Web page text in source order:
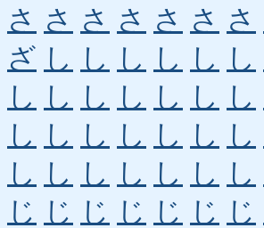
さ さ さ さ さ さ さ
ざ し し し し し し
し し し し し し し
し し し し し し し
し し し し し し し
じ じ じ じ じ じ じ